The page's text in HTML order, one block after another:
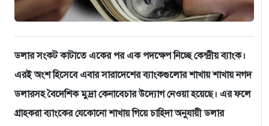
ডলার সংকট কাটাতে একের পর এক পদক্ষেপ নিচ্ছে কেন্দ্রীয় ব্যাংক।
এরই অংশ হিসেবে এবার সারাদেশের ব্যাংকগুলোর শাখায় শাখায় নগদ
ডলারসহ বৈদেশিক মুদ্রা কেনাবেচার উদ্যোগ নেওয়া হয়েছে। এর ফলে
গ্রাহকরা ব্যাংকের যেকোনো শাখায় গিয়ে চাহিদা অনুযায়ী ডলার